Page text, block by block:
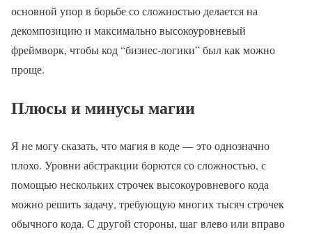
основной упор в борьбе со сложностью делается на
декомпозицию и максимально высокоуровневый
фреймворк, чтобы код “бизнес-логики” был как можно
проще.
Плюсы и минусы магии
Я не могу сказать, что магия в коде — это однозначно
плохо. Уровни абстракции борются со сложностью, с
помощью нескольких строчек высокоуровневого кода
можно решить задачу, требующую многих тысяч строчек
обычного кода. С другой стороны, шаг влево или вправо